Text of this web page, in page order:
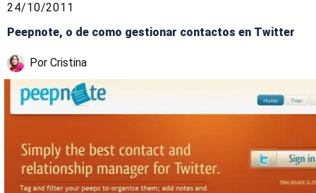
24/10/2011
Peepnote, o de como gestionar contactos en Twitter
Por Cristina